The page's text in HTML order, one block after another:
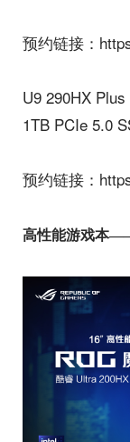
预约链接：
U9 290HX
1TB PCIe 5.0
预约链接：
高性能游戏本